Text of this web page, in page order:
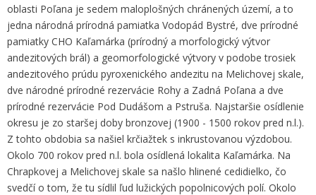
oblasti Poľana je sedem maloplošných chránených území, a to
jedna národná prírodná pamiatka Vodopád Bystré, dve prírodné
pamiatky CHO Kaľamárka (prírodný a morfologický výtvor
andezitových brál) a geomorfologické výtvory v podobe trosiek
andezitového prúdu pyroxenického andezitu na Melichovej skale,
dve národné prírodné rezervácie Rohy a Zadná Poľana a dve
prírodné rezervácie Pod Dudášom a Pstruša. Najstaršie osídlenie
okresu je zo staršej doby bronzovej (1900 - 1500 rokov pred n.l.).
Z tohto obdobia sa našiel krčiažtek s inkrustovanou výzdobou.
Okolo 700 rokov pred n.l. bola osídlená lokalita Kaľamárka. Na
Chrapkovej a Melichovej skale sa našlo hlinené cedidielko, čo
svedčí o tom, že tu sídlil ľud lužických popolnicových polí. Okolo